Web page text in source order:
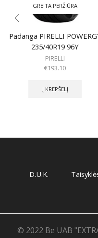
GREITA PERŽIŪRA
Padanga PIRELLI
235/40R19 96Y
PIRELLI
€193.10
Į KREPŠELĮ
D.U.K.
© 2022 Be UAB